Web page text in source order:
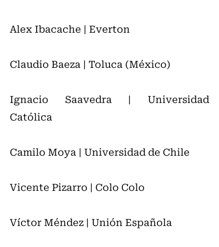
Alex Ibacache | Everton
Claudio Baeza | Toluca (México)
Ignacio Saavedra | Universidad
Católica
Camilo Moya | Universidad de Chile
Vicente Pizarro | Colo Colo
Víctor Méndez | Unión Española